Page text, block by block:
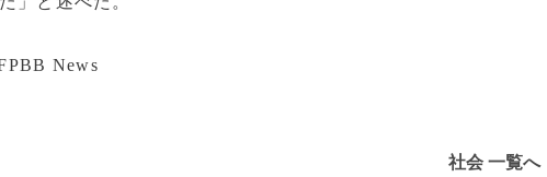
News
社会 一覧へ